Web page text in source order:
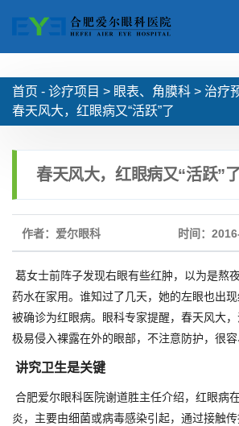
首页 - 诊疗项目 > 眼表、角膜科 > 治疗
春天风大，红眼病又“活跃”了
春天风大，红眼病又“活跃”了
作者：爱尔眼科 时间：
葛女士前阵子发现右眼有些红肿，以为是熬
药水在家用。谁知过了几天，她的左眼也出现
被确诊为红眼病。眼科专家提醒，春天风大
极易侵入裸露在外的眼部，不注意防护，很容
讲究卫生是关键
合肥爱尔眼科医院谢道胜主任介绍，红眼病
炎，主要由细菌或病毒感染引起，通过接触